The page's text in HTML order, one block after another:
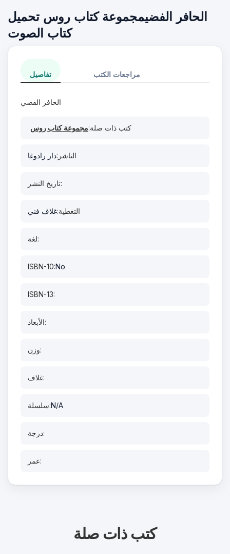
الحافر الفضيمجموعة كتاب روس تحميل
كتاب الصوت
تفاصيل مراجعات الكتب
الحافر الفضي
كتب ذات صلة:مجموعة كتاب روس
الناشر:دار رادوغا
تاريخ النشر:
التغطية:غلاف فني
لغة:
ISBN-10:No
ISBN-13:
الأبعاد:
وزن:
غلاف:
سلسلة:N/A
درجة:
عمر:
كتب ذات صلة